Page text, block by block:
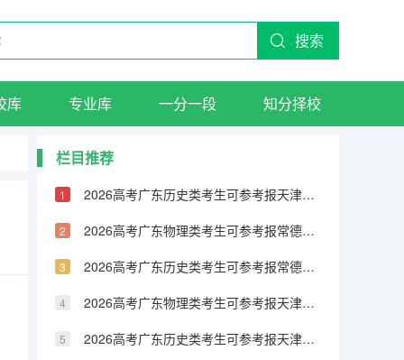
搜索
库 专业库 一分一段 知分择校
栏目推荐
2026高考广东历史类考生可参考报天津城市建设管理职业技术学院的专业汇总
2026高考广东物理类考生可参考报常德职业技术学院的专业汇总
2026高考广东历史类考生可参考报常德职业技术学院的专业汇总
2026高考广东物理类考生可参考报天津铁道职业技术学院的专业汇总
2026高考广东历史类考生可参考报天津铁道职业技术学院的专业汇总